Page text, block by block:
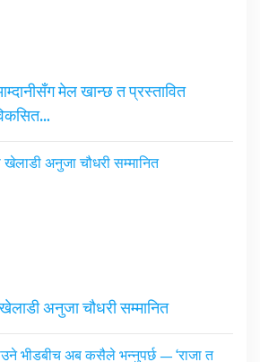
मेल खान्छ त प्रस्तावित
अनुजा चौधरी सम्मानित